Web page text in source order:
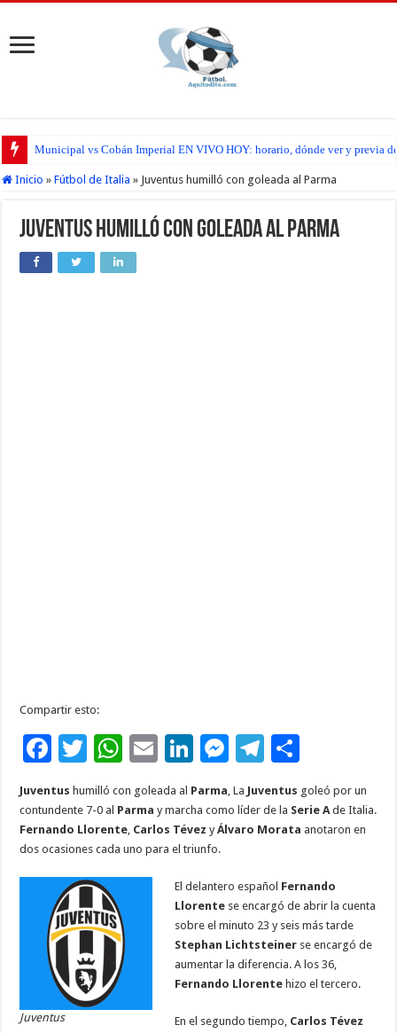
Municipal vs Cobán Imperial EN VIVO HOY: horario, dónde ver y previa
San Pedro FC vs Suchitepéquez EN VIVO HOY: horario, dónde ver y
Inicio » Fútbol de Italia » Juventus humilló con goleada al Parma
Juventus humilló con goleada al Parma
Compartir esto:
F
ac
e
b
o
o
k
T
wi
tt
er
W
at
sA
p
E
m
ai
l
Li
k
e
dI
n
M
se
n
er
T
e
gr
m
o
m
p
ti
r
Juventus humilló con goleada al Parma, La Juventus goleó por un
contundente 7-0 al Parma y marcha como líder de la Serie Ade Italia.
Fernando Llorente, Carlos Tévez yÁlvaro Morata anotaron en
dos ocasiones cada uno para el triunfo.
Juventus
El delantero español Fernando
Llorente se encargó de abrir la cuenta
sobre el minuto 23 y seis más tarde
Stephan Lichtsteiner se encargó de
aumentar la diferencia. A los 36,
Fernando Llorente hizo el tercero.
En el segundo tiempo, Carlos Tévez